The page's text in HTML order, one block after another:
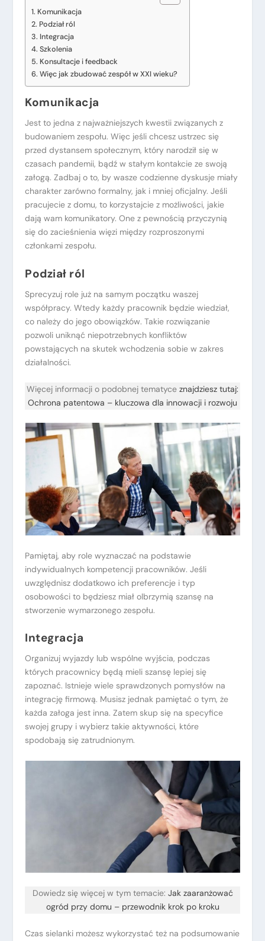
Komunikacja
Podział ról
Integracja
Szkolenia
Konsultacje i feedback
Więc jak zbudować zespół w XXI wieku?
Komunikacja
Jest to jedna z najważniejszych kwestii związanych z
budowaniem zespołu. Więc jeśli chcesz ustrzec się
przed dystansem społecznym, który narodził się w
czasach pandemii, bądź w stałym kontakcie ze swoją
załogą. Zadbaj o to, by wasze codzienne dyskusje miały
charakter zarówno formalny, jak i mniej oficjalny. Jeśli
pracujecie z domu, to korzystajcie z możliwości, jakie
dają wam komunikatory. One z pewnością przyczynią
się do zacieśnienia więzi między rozproszonymi
członkami zespołu.
Podział ról
Sprecyzuj role już na samym początku waszej
współpracy. Wtedy każdy pracownik będzie wiedział,
co należy do jego obowiązków. Takie rozwiązanie
pozwoli uniknąć niepotrzebnych konfliktów
powstających na skutek wchodzenia sobie w zakres
działalności.
Więcej informacji o podobnej tematyce znajdziesz tutaj:
Ochrona patentowa – kluczowa dla innowacji i rozwoju
Pamiętaj, aby role wyznaczać na podstawie
indywidualnych kompetencji pracowników. Jeśli
uwzględnisz dodatkowo ich preferencje i typ
osobowości to będziesz miał olbrzymią szansę na
stworzenie wymarzonego zespołu.
Integracja
Organizuj wyjazdy lub wspólne wyjścia, podczas
których pracownicy będą mieli szansę lepiej się
zapoznać. Istnieje wiele sprawdzonych pomysłów na
integrację firmową. Musisz jednak pamiętać o tym, że
każda załoga jest inna. Zatem skup się na specyfice
swojej grupy i wybierz takie aktywności, które
spodobają się zatrudnionym.
Dowiedz się więcej w tym temacie: Jak zaaranżować
ogród przy domu – przewodnik krok po kroku
Czas sielanki możesz wykorzystać też na podsumowanie